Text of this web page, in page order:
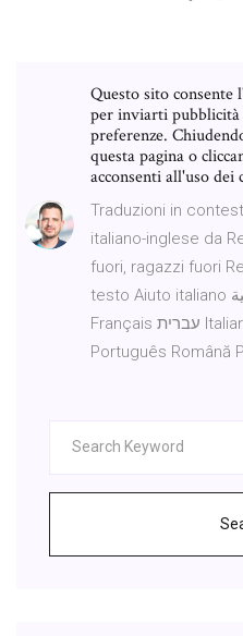
Questo sito
per inviarti pubblicità
preferenze.
questa pagina o
acconsenti all'uso dei
Traduzioni in
italiano-inglese da
fuori, ragazzi fuori
testo Aiuto italiano العربية Deutsch English Español
Français עברית Italiano 日本語 Nederlands Polski
Português Română